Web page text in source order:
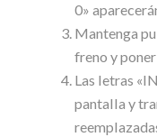
0»
Mantenga
freno y
Las letras
pantalla y